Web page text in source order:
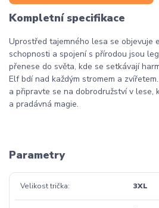
Kompletní specifikace
Uprostřed tajemného lesa se objevuje
schopnosti a spojení s přírodou jsou
přenese do světa, kde se setkávají
Elf bdí nad každým stromem a
a připravte se na dobrodružství v lese,
a pradávná magie.
Parametry
Velikost trička 3XL